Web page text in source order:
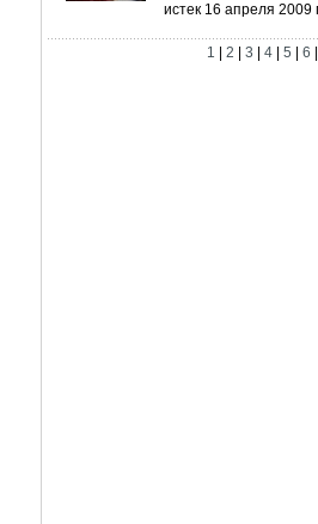
истек 16 апреля 2009
1 |2 |3 |4 |5 |6